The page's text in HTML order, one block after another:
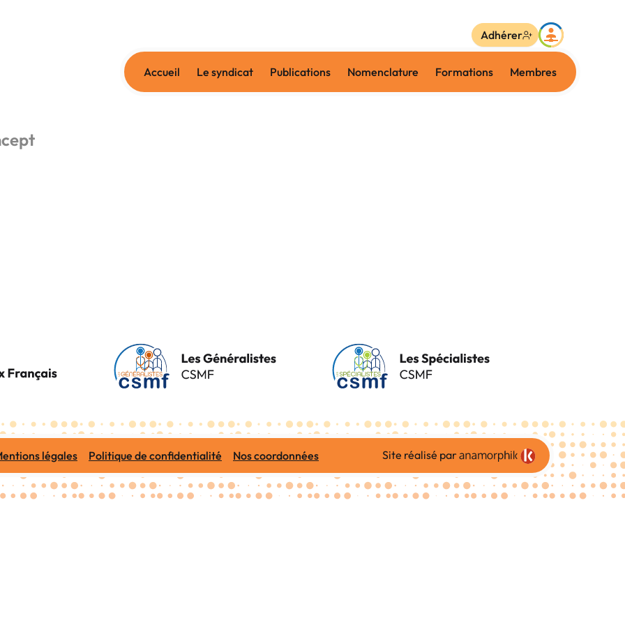
Accueil Le syndicat Publications Nomenclature Formations Membres
Adhérer
légales Politique de confidentialité Nos coordonnées Site réalisé par